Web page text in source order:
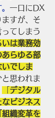
一口にDX
すが、そ
てしまう
は業務効
らゆる部
いでしま
思われま
デジタル
ビジネス
組織変革を